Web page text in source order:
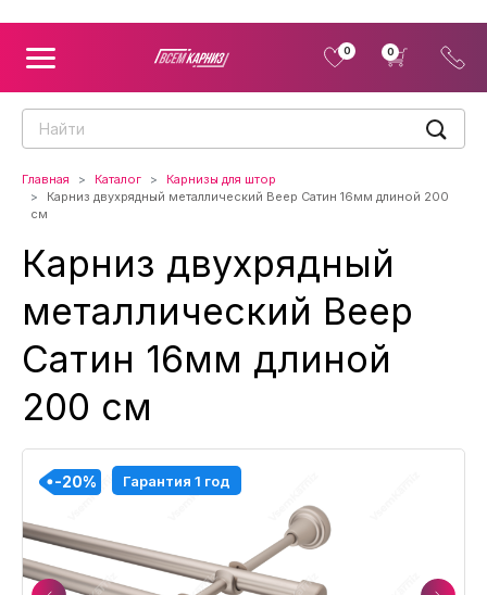
0 0
Главная Каталог
Карнизы для штор
Карниз двухрядный металлический Веер Сатин 16мм длиной 200
см
Карниз двухрядный
металлический Веер
Сатин 16мм длиной
200 см
-20% Гарантия 1 год
-20%
-20%
-20%
-20%
-20%
-20%
-20%
-20%